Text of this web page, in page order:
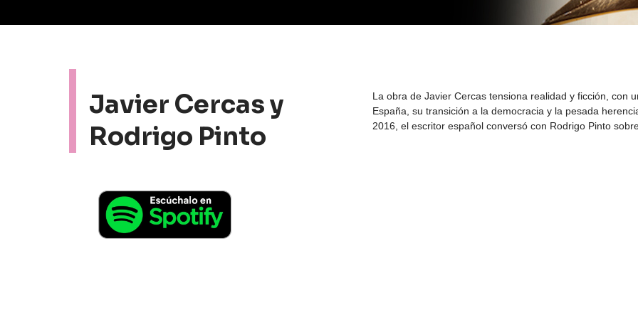
Javier Cercas y
Rodrigo Pinto
La obra de Javier Cercas tensiona realidad y ficción, con
España, su transición a la democracia y la pesada
2016, el escritor español conversó con Rodrigo Pinto